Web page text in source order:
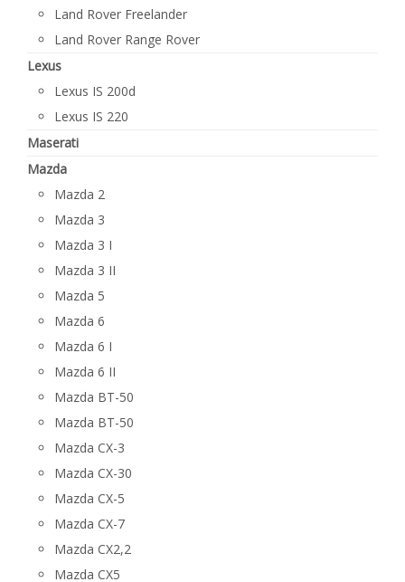
Land Rover Freelander
Land Rover Range Rover
Lexus
Lexus IS 200d
Lexus IS 220
Maserati
Mazda
Mazda 2
Mazda 3
Mazda 3 I
Mazda 3 II
Mazda 5
Mazda 6
Mazda 6 I
Mazda 6 II
Mazda BT-50
Mazda BT-50
Mazda CX-3
Mazda CX-30
Mazda CX-5
Mazda CX-7
Mazda CX2,2
Mazda CX5